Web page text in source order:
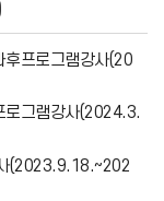
후프로그램강사(20
로그램강사(2024.3.
(2023.9.18.~202